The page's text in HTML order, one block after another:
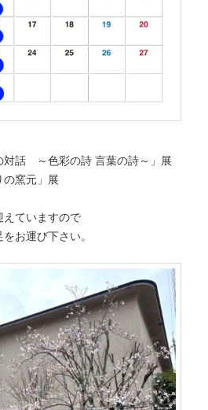
対話 ～色彩の詩 言葉の詩～」展
の窯元」展
えていますので
お運び下さい。